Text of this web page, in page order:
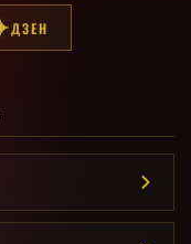
ДЗЕН